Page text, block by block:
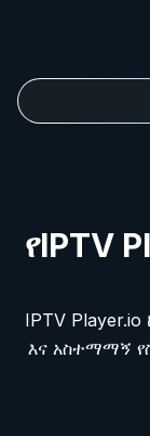
የIPTV
IPTV
እና አስተማማኝ